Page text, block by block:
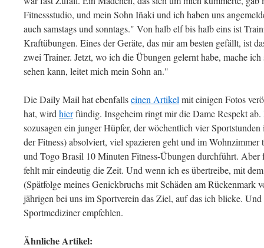
Fitnessstudio, und mein Sohn Iñaki und ich haben uns
auch samstags und sonntags." Von halb elf bis halb eins ist
Kraftübungen. Eines der Geräte, das mir am besten gefällt, ist
zwei Trainer. Jetzt, wo ich die Übungen gelernt habe, mache
sehen kann, leitet mich mein Sohn an."
Die Daily Mail hat ebenfallseinen Artikel mit einigen Fotos
hat, wird hierfündig. Insgeheim ringt mir die Dame Respekt
sozusagen ein junger Hüpfer, der wöchentlich vier
der Fitness) absolviert, viel spazieren geht und im
und Togo Brasil 10 Minuten Fitness-Übungen durchführt. Aber
fehlt mir eindeutig die Zeit. Und wenn ich es übertreibe, mit
(Spätfolge meines Genickbruchs mit Schäden am Rückenmark
jährigen bei uns im Sportverein das Ziel, auf das ich blicke.
Sportmediziner empfehlen.
Ähnliche Artikel: